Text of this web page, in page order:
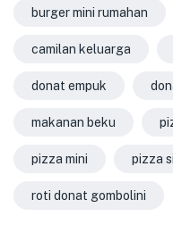
burger mini rumahan
camilan keluarga
donat empuk
makanan beku
pizza mini pizza
roti donat gombolini